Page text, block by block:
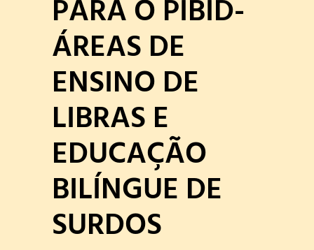
Gestão do curso
Núcleo Docente Estruturante
Docentes
PARA O PIBID-
ÁREAS DE
ENSINO DE
LIBRAS E
EDUCAÇÃO
BILÍNGUE DE
SURDOS